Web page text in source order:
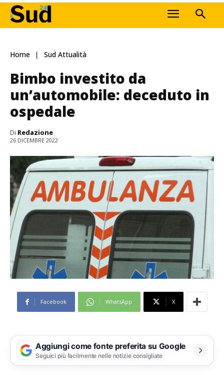
Home Sud Attualità
Bimbo investito da
un’automobile: deceduto in
ospedale
Di Redazione
26 DICEMBRE 2022
Facebook WhatsApp X
Aggiungi come fonte preferita su Google
Seguici più facilmente nelle notizie consigliate